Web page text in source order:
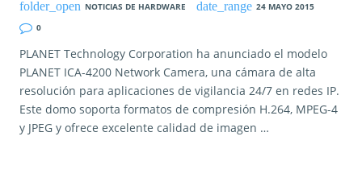
NOTICIAS DE HARDWARE
24 MAYO 2015
0
PLANET Technology Corporation ha anunciado el modelo
PLANET ICA-4200 Network Camera, una cámara de alta
resolución para aplicaciones de vigilancia 24/7 en redes IP.
Este domo soporta formatos de compresión H.264, MPEG-4
y JPEG y ofrece excelente calidad de imagen …